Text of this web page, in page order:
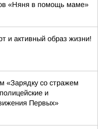
«Няня в помощь маме»
и активный образ жизни!
«Зарядку со стражем
и
Первых»